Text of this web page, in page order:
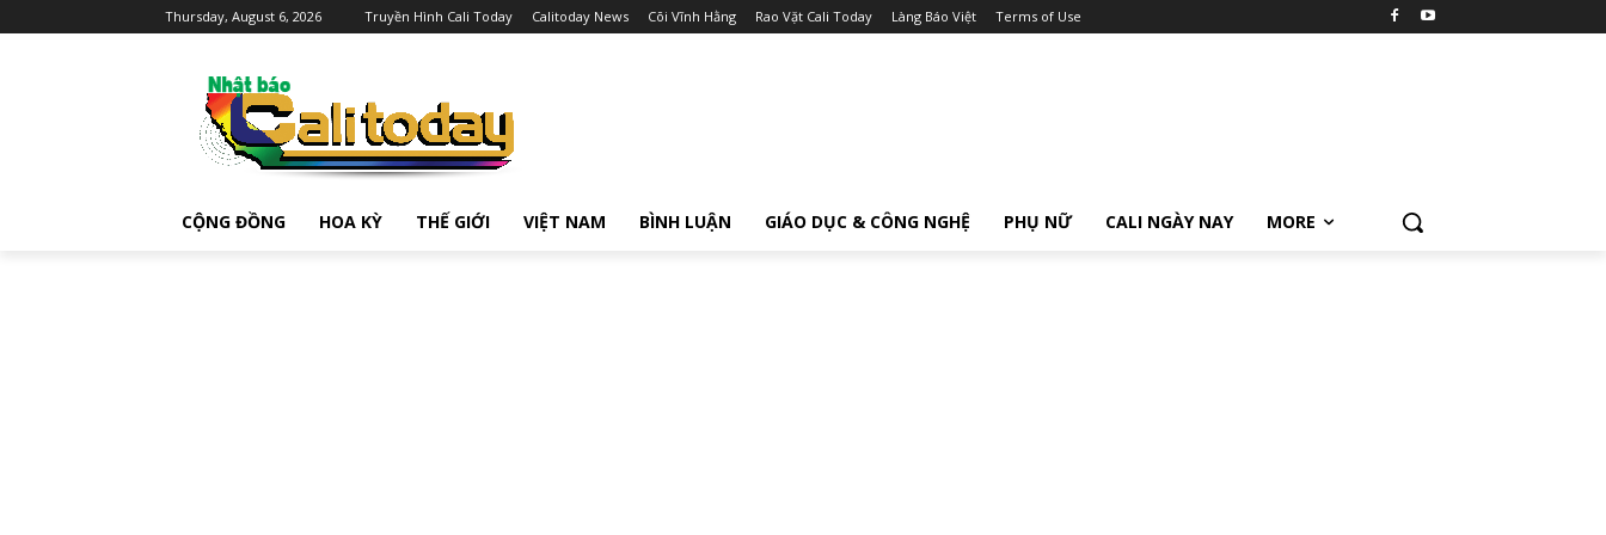
Thursday, August 6, 2026 Truyền Hình Cali Today Calitoday News Cõi Vĩnh Hằng Rao Vặt Cali Today Làng Báo Việt Terms of Use
CỘNG ĐỒNG HOA KỲ THẾ GIỚI VIỆT NAM BÌNH LUẬN GIÁO DỤC & CÔNG NGHỆ PHỤ NỮ CALI NGÀY NAY MORE